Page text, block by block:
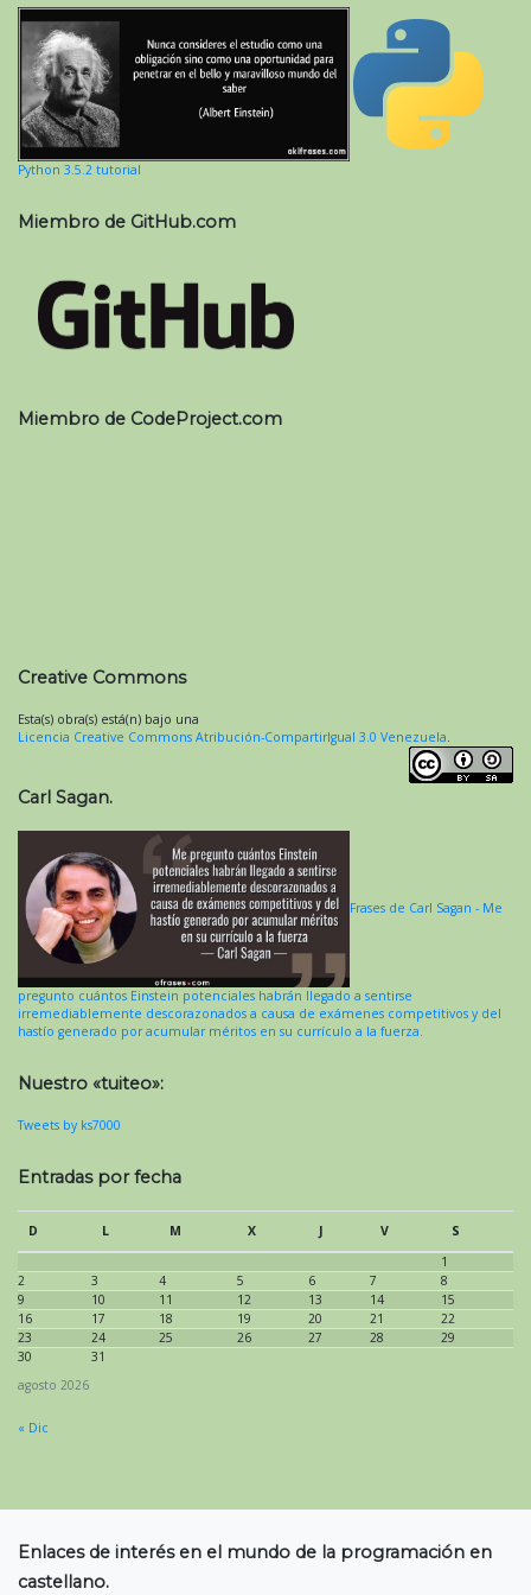
Python 3.5.2 tutorial
Miembro de GitHub.com
Miembro de CodeProject.com
Creative Commons
Esta(s) obra(s) está(n) bajo una
Licencia Creative Commons Atribución-CompartirIgual 3.0 Venezuela.
Carl Sagan.
Frases de Carl Sagan - Me
pregunto cuántos Einstein potenciales habrán llegado a sentirse
irremediablemente descorazonados a causa de exámenes competitivos y del
hastío generado por acumular méritos en su currículo a la fuerza.
Nuestro «tuiteo»:
Tweets by ks7000
Entradas por fecha
agosto 2026
D L M X J V
S
1
2
3 4 5 6 7
8
9
10 11 12 13 14
15
16
17 18 19 20 21
22
23
24 25 26 27 28
29
30
31
« Dic
Enlaces de interés en el mundo de la programación en
castellano.